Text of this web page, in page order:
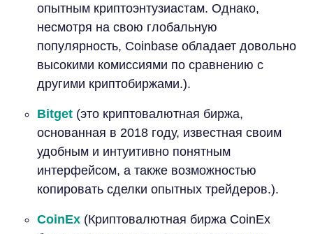
опытным криптоэнтузиастам. Однако,
несмотря на свою глобальную
популярность, Coinbase обладает довольно
высокими комиссиями по сравнению с
другими криптобиржами.).
Bitget(это криптовалютная биржа,
основанная в 2018 году, известная своим
удобным и интуитивно понятным
интерфейсом, а также возможностью
копировать сделки опытных трейдеров.).
CoinEx(Криптовалютная биржа CoinEx